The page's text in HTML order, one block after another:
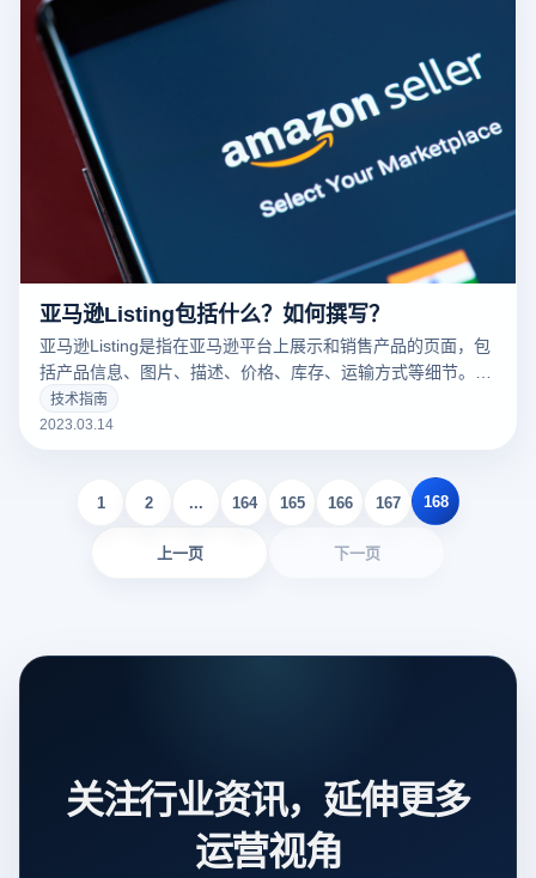
亚马逊Listing包括什么？如何撰写？
亚马逊Listing是指在亚马逊平台上展示和销售产品的页面，包
括产品信息、图片、描述、价格、库存、运输方式等细节。一
个好的亚马逊Listing可以吸引更多的潜在买家，增加销量。以
下云登录指纹浏览器关于亚马逊Listing包括什么？如何撰写？
技术指南
2023.03.14
上一页
1 2 ... 164 165 166 167 168
下一页
关注行业资讯，延伸更多
运营视角